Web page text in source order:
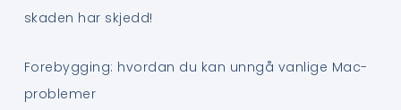
skaden har skjedd!
Forebygging: hvordan du kan unngå vanlige Mac-
problemer